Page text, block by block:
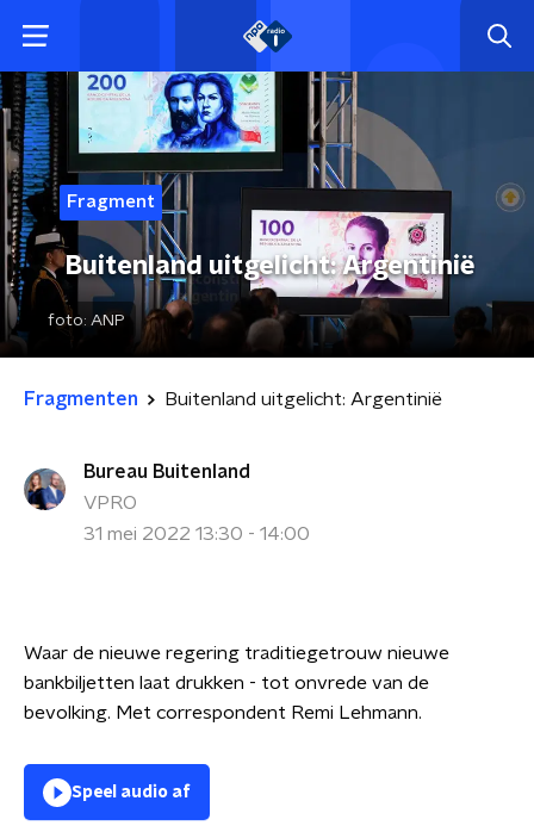
Fragment
Buitenland uitgelicht: Argentinië
foto: ANP
Fragmenten Buitenland uitgelicht: Argentinië
Bureau Buitenland
VPRO
31 mei 2022 13:30 - 14:00
Waar de nieuwe regering traditiegetrouw nieuwe
bankbiljetten laat drukken - tot onvrede van de
bevolking. Met correspondent Remi Lehmann.
Speel audio af